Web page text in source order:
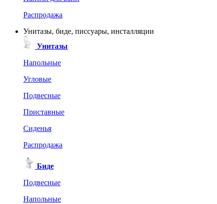
Распродажа
Унитазы, биде, писсуары, инсталляции
Унитазы
Напольные
Угловые
Подвесные
Приставные
Сиденья
Распродажа
Биде
Подвесные
Напольные